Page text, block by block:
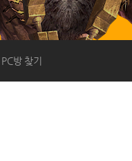
PC방 찾기